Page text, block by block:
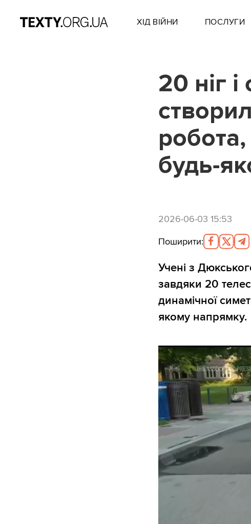
ХІД ВІЙНИ ПОСЛУГИ
20 ніг і
будь-
2026-06-03 15:53
Поширити:
Учені з
завдяки 20
динамічної
якому напрямку.